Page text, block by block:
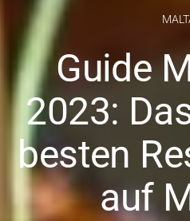
Guide
2023:
besten
auf